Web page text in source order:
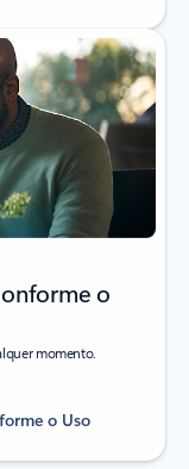
o
momento.
o Uso